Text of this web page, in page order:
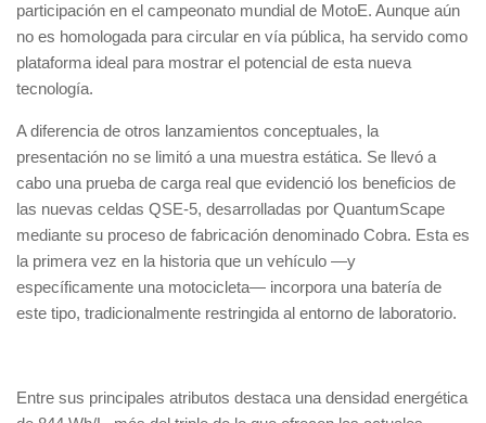
participación en el campeonato mundial de MotoE. Aunque aún
no es homologada para circular en vía pública, ha servido como
plataforma ideal para mostrar el potencial de esta nueva
tecnología.
A diferencia de otros lanzamientos conceptuales, la
presentación no se limitó a una muestra estática. Se llevó a
cabo una prueba de carga real que evidenció los beneficios de
las nuevas celdas QSE-5, desarrolladas por QuantumScape
mediante su proceso de fabricación denominado Cobra. Esta es
la primera vez en la historia que un vehículo —y
específicamente una motocicleta— incorpora una batería de
este tipo, tradicionalmente restringida al entorno de laboratorio.
Entre sus principales atributos destaca una densidad energética